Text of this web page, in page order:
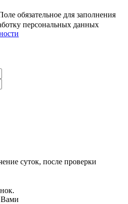
обязательное для заполнения
персональных данных
суток, после проверки
Вами